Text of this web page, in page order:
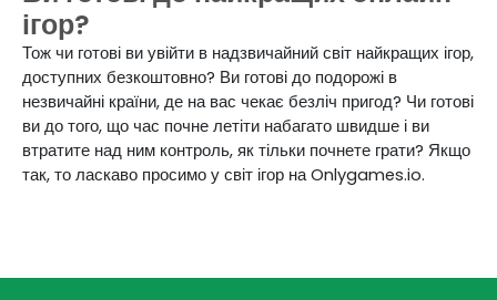
ігор?
Тож чи готові ви увійти в надзвичайний світ найкращих ігор,
доступних безкоштовно? Ви готові до подорожі в
незвичайні країни, де на вас чекає безліч пригод? Чи готові
ви до того, що час почне летіти набагато швидше і ви
втратите над ним контроль, як тільки почнете грати? Якщо
так, то ласкаво просимо у світ ігор на Onlygames.io.